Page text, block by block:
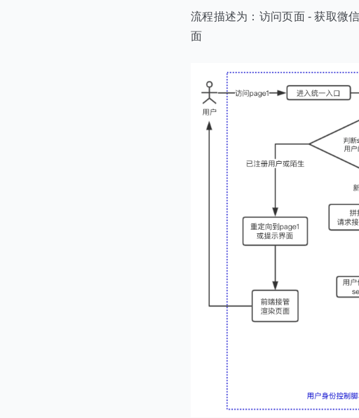
流程描述为：访问页面 - 获取微
面